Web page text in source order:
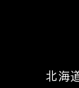
北海